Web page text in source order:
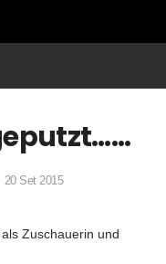
COMMENTA
20 Set 2015
Zuschauerin und